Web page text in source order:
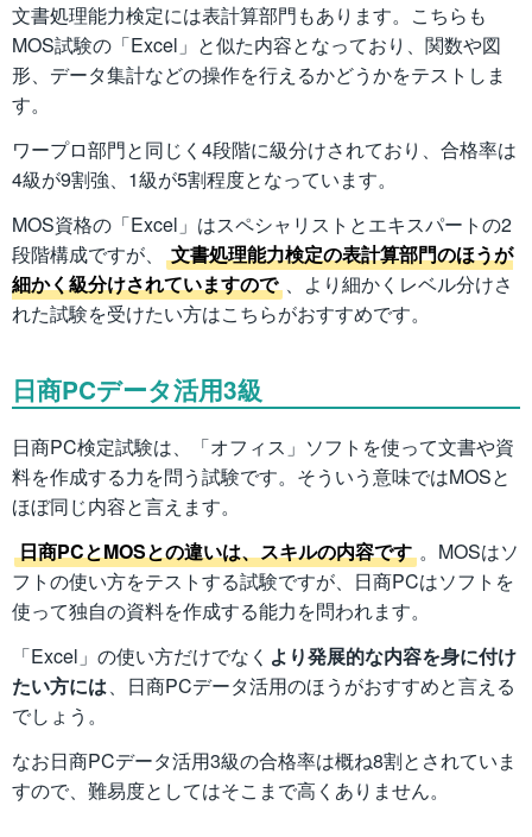
文書処理能力検定には表計算部門もあります。こちらも
MOS試験の「Excel」と似た内容となっており、関数や図
形、データ集計などの操作を行えるかどうかをテストしま
す。
ワープロ部門と同じく4段階に級分けされており、合格率は
4級が9割強、1級が5割程度となっています。
MOS資格の「Excel」はスペシャリストとエキスパートの2
段階構成ですが、
文書処理能力検定の表計算部門のほうが
細かく級分けされていますので 、より細かくレベル分けさ
れた試験を受けたい方はこちらがおすすめです。
日商PCデータ活用3級
日商PC検定試験は、「オフィス」ソフトを使って文書や資
料を作成する力を問う試験です。そういう意味ではMOSと
ほぼ同じ内容と言えます。
日商PCとMOSとの違いは、スキルの内容です 。MOSはソ
フトの使い方をテストする試験ですが、日商PCはソフトを
使って独自の資料を作成する能力を問われます。
「Excel」の使い方だけでなく より発展的な内容を身に付け
たい方には、日商PCデータ活用のほうがおすすめと言える
でしょう。
なお日商PCデータ活用3級の合格率は概ね8割とされていま
すので、難易度としてはそこまで高くありません。